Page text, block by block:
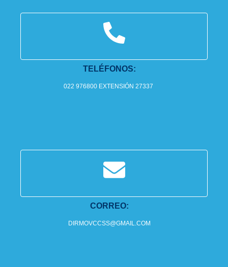
TELÉFONOS:
022 976800 EXTENSIÓN 27337
CORREO:
DIRMOVCCSS@GMAIL.COM